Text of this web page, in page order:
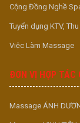
Cộng Đồng Nghề
Tuyển dụng KTV,
Việc Làm Massage
ĐƠN VỊ HỢP TÁC
Massage ÁNH